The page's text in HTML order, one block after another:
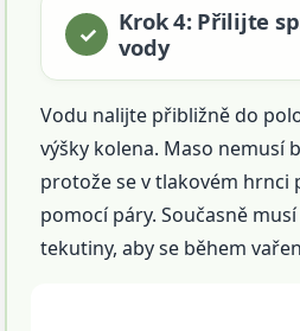
Krok 4: Přilijte
vody
Vodu nalijte přibližně do
výšky kolena. Maso nemusí
protože se v tlakovém hrnci
pomocí páry. Současně
tekutiny, aby se během